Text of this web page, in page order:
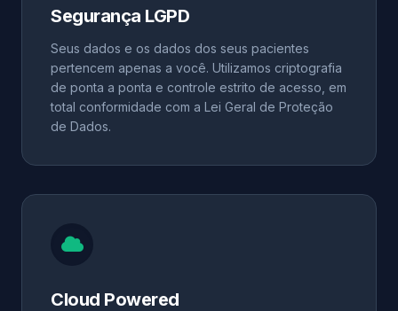
Segurança LGPD
Seus dados e os dados dos seus pacientes
pertencem apenas a você. Utilizamos criptografia
de ponta a ponta e controle estrito de acesso, em
total conformidade com a Lei Geral de Proteção
de Dados.
Cloud Powered